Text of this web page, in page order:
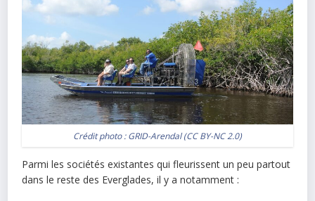
Crédit photo :GRID-Arendal(CC BY-NC 2.0)
Parmi les sociétés existantes qui fleurissent un peu partout
dans le reste des Everglades, il y a notamment :